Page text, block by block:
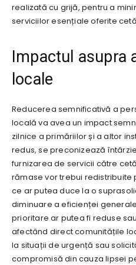
realizată cu grijă, pentru a
serviciilor esențiale oferite
Impactul asupra
locale
Reducerea semnificativă a
locală va avea un impact
zilnice a primăriilor și a altor
redus, se preconizează
furnizarea de servicii către
rămase vor trebui
ce ar putea duce la o
diminuare a eficienței
prioritare ar putea fi reduse
afectând direct comunitățile
la situații de urgență sau
compromisă din cauza lipsei